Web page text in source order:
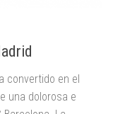
convertido en el
una dolorosa e